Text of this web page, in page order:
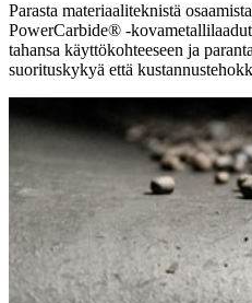
Parasta materiaaliteknistä
PowerCarbide® -
tahansa käyttökohteeseen ja
suorituskykyä että